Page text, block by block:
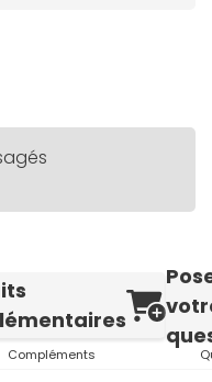
Compléments